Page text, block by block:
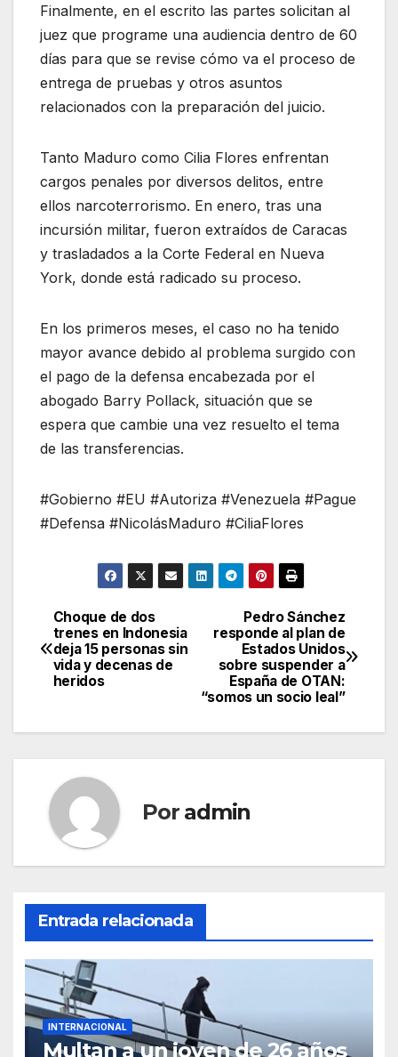
Finalmente, en el escrito las partes solicitan al
juez que programe una audiencia dentro de 60
días para que se revise cómo va el proceso de
entrega de pruebas y otros asuntos
relacionados con la preparación del juicio.
Tanto Maduro como Cilia Flores enfrentan
cargos penales por diversos delitos, entre
ellos narcoterrorismo. En enero, tras una
incursión militar, fueron extraídos de Caracas
y trasladados a la Corte Federal en Nueva
York, donde está radicado su proceso.
En los primeros meses, el caso no ha tenido
mayor avance debido al problema surgido con
el pago de la defensa encabezada por el
abogado Barry Pollack, situación que se
espera que cambie una vez resuelto el tema
de las transferencias.
#Gobierno #EU #Autoriza #Venezuela #Pague
#Defensa #NicolásMaduro #CiliaFlores
Navegación
de
Pedro Sánchez
responde al plan de
Estados Unidos
sobre suspender a
España de OTAN:
“somos un socio leal”
Choque de dos
trenes en Indonesia
deja 15 personas sin
vida y decenas de
heridos
Por admin
Entrada relacionada
INTERNACIONAL
Multan a un joven de 26 años